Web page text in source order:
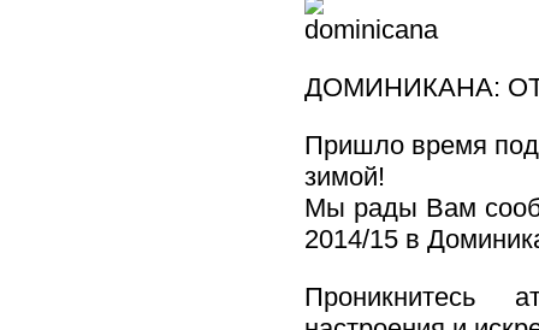
ДОМИНИКАНА:
Пришло время
зимой!
Мы рады Вам
2014/15 в
Проникнитесь